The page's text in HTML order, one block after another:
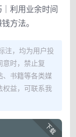
利用业余时间
方法。
注，均为用户投
意时，禁止复
、书籍等各类媒
权益，可联系我
下载